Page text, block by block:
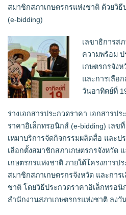
สมาชิกสภาเกษตรกรแห่งชาติ ด้วยวิ
(e-bidding)
เลขาธิการส
ความพร้อม
เกษตรกรจัง
และการเลือ
วันอาทิตย์ที่
ร่างเอกสารประกวดราคา เอกสารป
ราคาอิเล็กทรอนิกส์ (e-bidding) เลข
เหมาบริการจัดกิจกรรมผลิตสื่อ และ
เลือกตั้งสมาชิกสภาเกษตรกรจังหวัด
เกษตรกรแห่งชาติ ภายใต้โครงการป
สมาชิกสภาเกษตรกรจังหวัด และการ
ชาติ โดยวิธีประกวดราคาอิเล็กทรอนิ
สำนักงานสภาเกษตรกรแห่งชาติ ลงวั